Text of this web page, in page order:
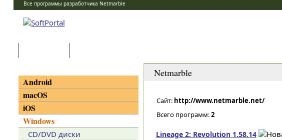
Все программы разработчика Netmarble
Netmarble
Сайт: http://www.netmarble.net/
Всего программ:2
Lineage 2: Revolution 1.58.14
Android
macOS
iOS
Windows
CD/DVD диски